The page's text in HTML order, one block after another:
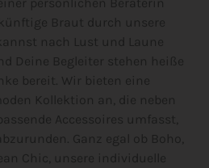
Braut durch unsere
nach Lust und Laune
Deine Begleiter stehen heiße
bereit. Wir bieten eine
Kollektion an, die neben
Accessoires umfasst,
Ganz egal ob Boho,
Chic, unsere individuelle